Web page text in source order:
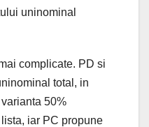
uninominal
complicate. PD si
total, in
50%
iar PC propune